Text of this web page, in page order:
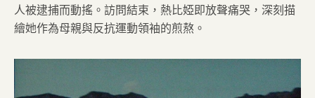
人被逮捕而動搖。訪問結束，熱比婭即放聲痛哭，深刻描
繪她作為母親與反抗運動領袖的煎熬。